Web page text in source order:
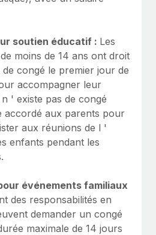
soutien éducatif : Les
moins de 14 ans ont droit
congé le premier jour de
accompagner leur
' existe pas de congé
accordé aux parents pour
aux réunions de l '
enfants pendant les
événements familiaux
des responsabilités en
demander un congé
maximale de 14 jours